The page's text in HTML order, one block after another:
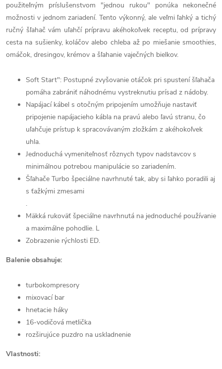
použiteľným príslušenstvom "jednou rukou" ponúka nekonečné
možnosti v jednom zariadení. Tento výkonný, ale veľmi ľahký a tichý
ručný šľahač vám uľahčí prípravu akéhokoľvek receptu, od prípravy
cesta na sušienky, koláčov alebo chleba až po miešanie smoothies,
omáčok, dresingov, krémov a šľahanie vaječných bielkov.
Soft Start": Postupné zvyšovanie otáčok pri spustení šľahača
pomáha zabrániť náhodnému vystreknutiu prísad z nádoby.
Napájací kábel s otočným pripojením umožňuje nastaviť
pripojenie napájacieho kábla na pravú alebo ľavú stranu, čo
uľahčuje prístup k spracovávaným zložkám z akéhokoľvek
uhla.
Jednoduchá vymeniteľnosť rôznych typov nadstavcov s
minimálnou potrebou manipulácie so zariadením.
Šľahače Turbo špeciálne navrhnuté tak, aby si ľahko poradili aj
s ťažkými zmesami
.
Mäkká rukoväť špeciálne navrhnutá na jednoduché používanie
a maximálne pohodlie. L
Zobrazenie rýchlosti ED.
Balenie obsahuje:
turbokompresory
mixovací bar
hnetacie háky
16-vodičová metlička
rozširujúce puzdro na uskladnenie
Vlastnosti: